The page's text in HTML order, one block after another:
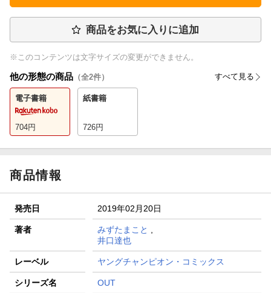
商品をお気に入りに追加
※このコンテンツは文字サイズの変更ができません。
他の形態の商品 （全2件） すべて見る
電子書籍
704円
紙書籍
726円
商品情報
発売日 2019年02月20日
著者 みずたまこと
井口達也
レーベル ヤングチャンピオン・コミックス
シリーズ名 OUT